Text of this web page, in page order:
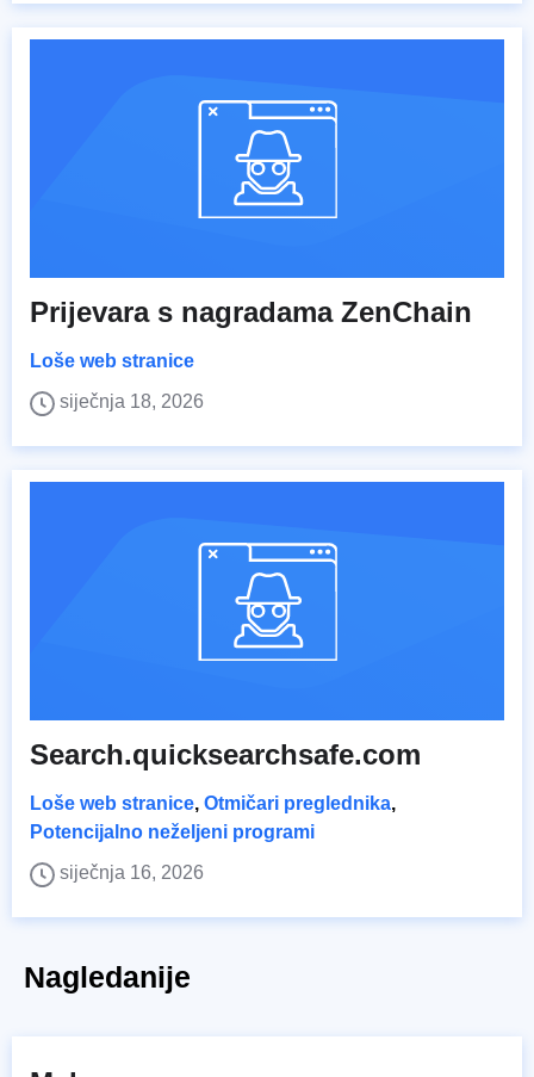
Prijevara s nagradama ZenChain
Loše web stranice
siječnja 18, 2026
Search.quicksearchsafe.com
Loše web stranice, Otmičari preglednika,
Potencijalno neželjeni programi
siječnja 16, 2026
Nagledanije